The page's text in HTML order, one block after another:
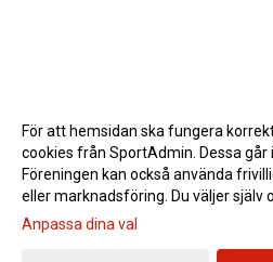
Gå till Webbversion
För att hemsidan ska fungera
cookies från SportAdmin. Dessa går
Föreningen kan också använda
eller marknadsföring. Du väljer själv
Anpassa dina val